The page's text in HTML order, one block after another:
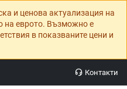
и ценова актуализация на
на еврото. Възможно е
в показваните цени и
Контакти